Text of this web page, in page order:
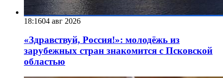
18:1604 авг 2026
«Здравствуй, Россия!»: молодёжь из
зарубежных стран знакомится с Псковской
областью